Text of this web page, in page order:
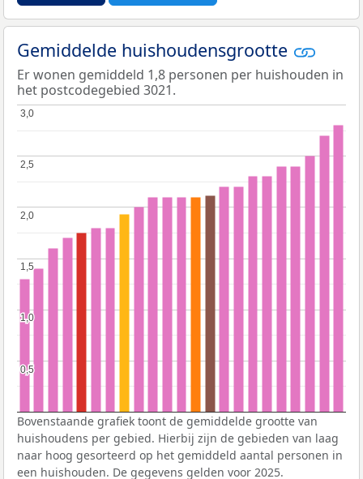
Gemiddelde huishoudensgrootte
Er wonen gemiddeld 1,8 personen per huishouden in
het postcodegebied 3021.
0,5
0,5
1,0
1,0
1,5
1,5
2,0
2,0
2,5
2,5
3,0
3,0
Bovenstaande grafiek toont de gemiddelde grootte van
huishoudens per gebied. Hierbij zijn de gebieden van laag
naar hoog gesorteerd op het gemiddeld aantal personen in
een huishouden. De gegevens gelden voor 2025.